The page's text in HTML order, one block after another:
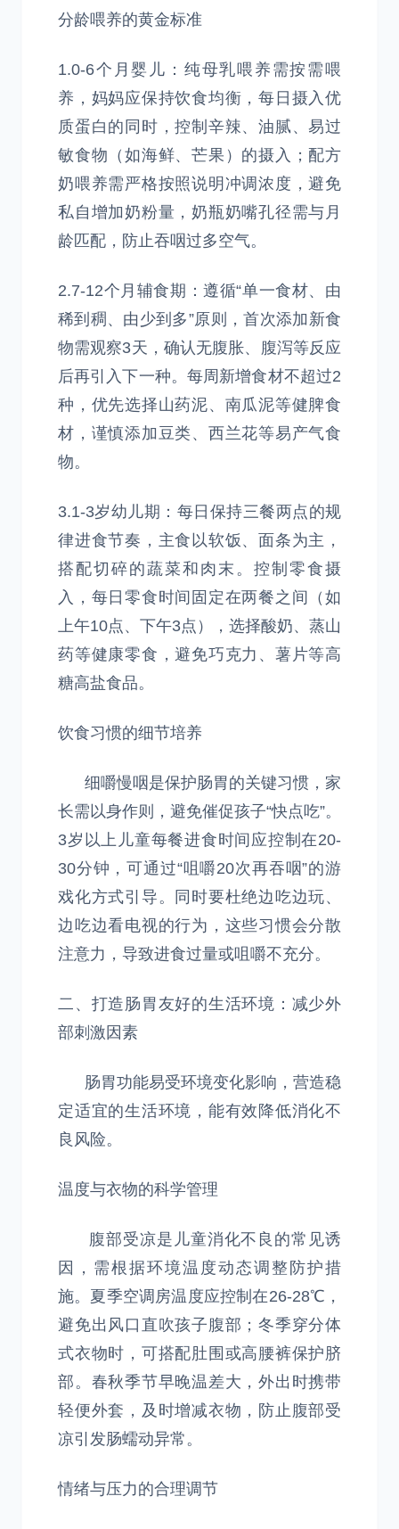
分龄喂养的黄金标准
1.0-6个月婴儿：纯母乳喂养需按需喂
养，妈妈应保持饮食均衡，每日摄入优
质蛋白的同时，控制辛辣、油腻、易过
敏食物（如海鲜、芒果）的摄入；配方
奶喂养需严格按照说明冲调浓度，避免
私自增加奶粉量，奶瓶奶嘴孔径需与月
龄匹配，防止吞咽过多空气。
2.7-12个月辅食期：遵循“单一食材、由
稀到稠、由少到多”原则，首次添加新食
物需观察3天，确认无腹胀、腹泻等反应
后再引入下一种。每周新增食材不超过2
种，优先选择山药泥、南瓜泥等健脾食
材，谨慎添加豆类、西兰花等易产气食
物。
3.1-3岁幼儿期：每日保持三餐两点的规
律进食节奏，主食以软饭、面条为主，
搭配切碎的蔬菜和肉末。控制零食摄
入，每日零食时间固定在两餐之间（如
上午10点、下午3点），选择酸奶、蒸山
药等健康零食，避免巧克力、薯片等高
糖高盐食品。
饮食习惯的细节培养
细嚼慢咽是保护肠胃的关键习惯，家
长需以身作则，避免催促孩子“快点吃”。
3岁以上儿童每餐进食时间应控制在20-
30分钟，可通过“咀嚼20次再吞咽”的游
戏化方式引导。同时要杜绝边吃边玩、
边吃边看电视的行为，这些习惯会分散
注意力，导致进食过量或咀嚼不充分。
二、打造肠胃友好的生活环境：减少外
部刺激因素
肠胃功能易受环境变化影响，营造稳
定适宜的生活环境，能有效降低消化不
良风险。
温度与衣物的科学管理
腹部受凉是儿童消化不良的常见诱
因，需根据环境温度动态调整防护措
施。夏季空调房温度应控制在26-28℃，
避免出风口直吹孩子腹部；冬季穿分体
式衣物时，可搭配肚围或高腰裤保护脐
部。春秋季节早晚温差大，外出时携带
轻便外套，及时增减衣物，防止腹部受
凉引发肠蠕动异常。
情绪与压力的合理调节